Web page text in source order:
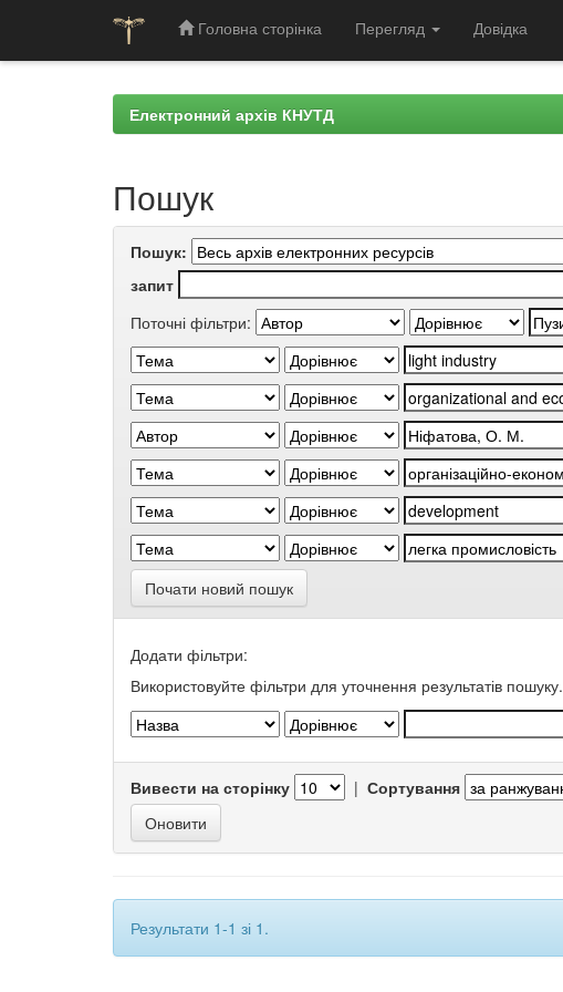
Головна сторінка Перегляд Довідка
Електронний архів КНУТД
Пошук
Пошук:
запит
Поточні фільтри:
Почати новий пошук
Додати фільтри:
Використовуйте фільтри для уточнення результатів пошуку.
Вивести на сторінку | Сортування
Результати 1-1 зі 1.